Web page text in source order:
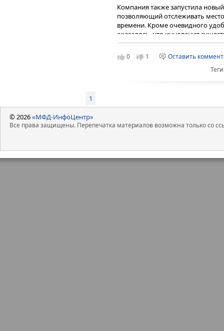
Компания также запустила
позволяющий отслеживать
времени. Кроме очевидного
оказалось, что инновация
управления логистикой.
В декабре 2024 года компания
интервальной доставке, что
самый амбициозный проект на
рекламной платформы на базе
за пределами крупных
0 1
Оставить
1
© 2026«МФД-ИнфоЦентр»
Все права защищены. Перепечатка материалов возможна только со